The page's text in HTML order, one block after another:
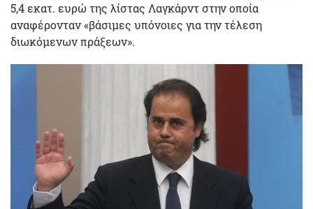
5,4 εκατ. ευρώ της λίστας Λαγκάρντ στην οποία
αναφέρονταν «βάσιμες υπόνοιες για την τέλεση
διωκόμενων πράξεων».